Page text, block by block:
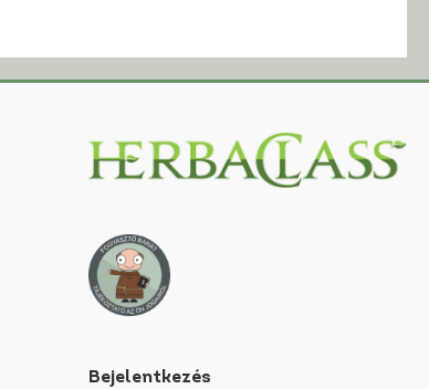
Bejelentkezés